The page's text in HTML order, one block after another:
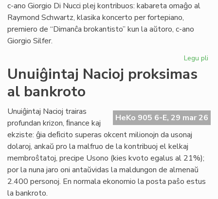
c-ano Giorgio Di Nucci plej kontribuos: kabareta omaĝo al
Raymond Schwartz, klasika koncerto per fortepiano,
premiero de “Dimanĉa brokantisto” kun la aŭtoro, c-ano
Giorgio Silfer.
Legu pli
la
Unuiĝintaj Nacioj proksimas
al bankroto
HeKo 905 6-E, 29 mar 26
Unuiĝintaj Nacioj trairas
profundan krizon, ﬁnance kaj
ekziste: ĝia deﬁcito superas okcent milionojn da usonaj
dolaroj, ankaŭ pro la malfruo de la kontribuoj el kelkaj
membroŝtatoj, precipe Usono (kies kvoto egalus al 21%);
por la nuna jaro oni antaŭvidas la maldungon de almenaŭ
2.400 personoj. En normala ekonomio la posta paŝo estus
la bankroto.